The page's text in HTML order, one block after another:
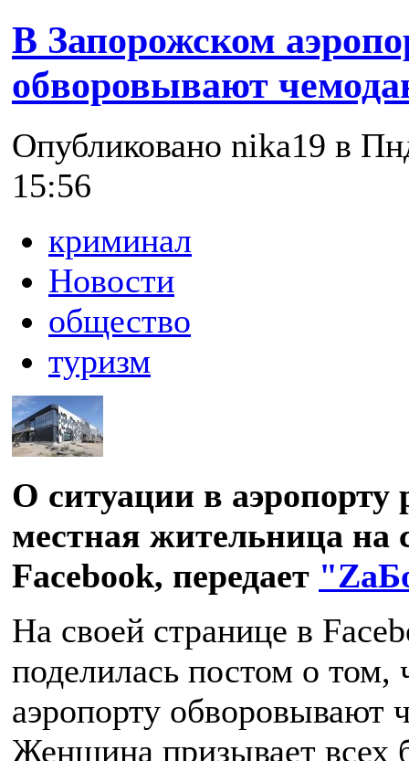
В Запорожском
обворовывают
Опубликовано nika19 в
15:56
криминал
Новости
общество
туризм
О ситуации в аэропорту
местная жительница на
Facebook, передает
На своей странице в
поделилась постом о том,
аэропорту обворовывают
Женщина призывает всех